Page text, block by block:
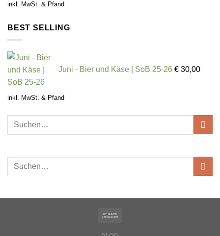
inkl. MwSt. & Pfand
BEST SELLING
Juni - Bier und Käse | SoB 25-26 € 30,00
inkl. MwSt. & Pfand